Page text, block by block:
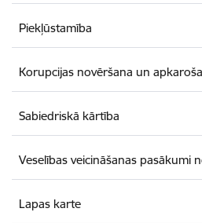
Piekļūstamība
Korupcijas novēršana un
Sabiedriskā kārtība
Veselības veicināšanas pasākumi
Lapas karte